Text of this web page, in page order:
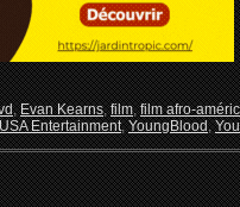
,Evan Kearns,film,film afro-
Entertainment,YoungBlood,